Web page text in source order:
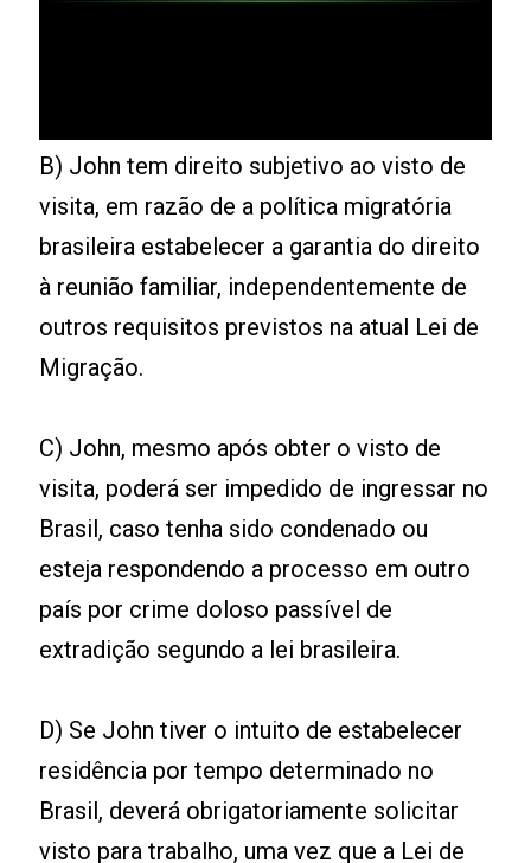
B) John tem direito subjetivo ao visto de
visita, em razão de a política migratória
brasileira estabelecer a garantia do direito
à reunião familiar, independentemente de
outros requisitos previstos na atual Lei de
Migração.
C) John, mesmo após obter o visto de
visita, poderá ser impedido de ingressar no
Brasil, caso tenha sido condenado ou
esteja respondendo a processo em outro
país por crime doloso passível de
extradição segundo a lei brasileira.
D) Se John tiver o intuito de estabelecer
residência por tempo determinado no
Brasil, deverá obrigatoriamente solicitar
visto para trabalho, uma vez que a Lei de